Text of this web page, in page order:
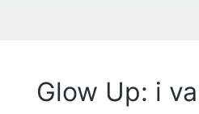
Glow Up: i